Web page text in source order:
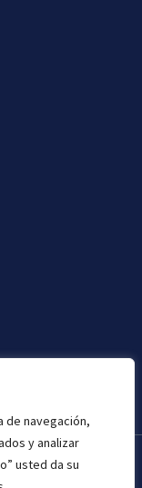
de navegación,
y analizar
usted da su